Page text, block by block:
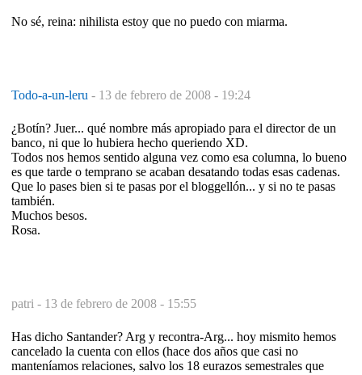
No sé, reina: nihilista estoy que no puedo con miarma.
Todo-a-un-leru - 13 de febrero de 2008 - 19:24
¿Botín? Juer... qué nombre más apropiado para el director de un
banco, ni que lo hubiera hecho queriendo XD.
Todos nos hemos sentido alguna vez como esa columna, lo bueno
es que tarde o temprano se acaban desatando todas esas cadenas.
Que lo pases bien si te pasas por el bloggellón... y si no te pasas
también.
Muchos besos.
Rosa.
patri - 13 de febrero de 2008 - 15:55
Has dicho Santander? Arg y recontra-Arg... hoy mismito hemos
cancelado la cuenta con ellos (hace dos años que casi no
manteníamos relaciones, salvo los 18 eurazos semestrales que